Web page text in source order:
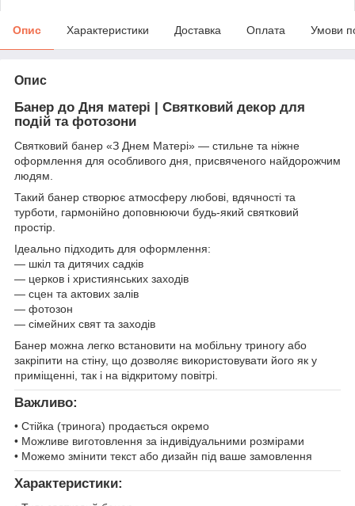
Опис Характеристики Доставка Оплата Умови
Опис
Банер до Дня матері | Святковий декор для
подій та фотозони
Святковий банер «З Днем Матері» — стильне та ніжне
оформлення для особливого дня, присвяченого найдорожчим
людям.
Такий банер створює атмосферу любові, вдячності та
турботи, гармонійно доповнюючи будь-який святковий
простір.
Ідеально підходить для оформлення:
— шкіл та дитячих садків
— церков і християнських заходів
— сцен та актових залів
— фотозон
— сімейних свят та заходів
Банер можна легко встановити на мобільну триногу або
закріпити на стіну, що дозволяє використовувати його як у
приміщенні, так і на відкритому повітрі.
Важливо:
• Стійка (тринога) продається окремо
• Можливе виготовлення за індивідуальними розмірами
• Можемо змінити текст або дизайн під ваше замовлення
Характеристики: